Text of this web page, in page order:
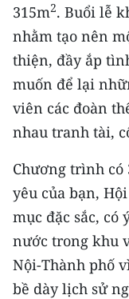
315m2. Buổi lễ
nhằm tạo nên
thiện, đầy ắp
muốn để lại
viên các đoàn
nhau tranh tài,
Chương trình
yêu của bạn,
mục đặc sắc, có
nước trong khu
Nội-Thành phố
bề dày lịch sử